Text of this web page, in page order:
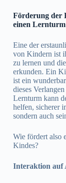
Förderung der
einen Lernturm
Eine der
von Kindern ist
zu lernen und
erkunden. Ein
ist ein
dieses
Lernturm kann
helfen, sicherer
sondern auch
Wie fördert also
Kindes?
Interaktion auf